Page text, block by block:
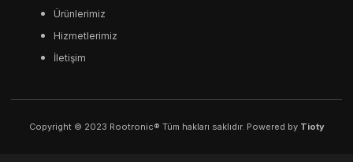
Ürünlerimiz
Hizmetlerimiz
İletişim
Copyright © 2023 Rootronic® Tüm hakları saklıdır. Powered by Tioty